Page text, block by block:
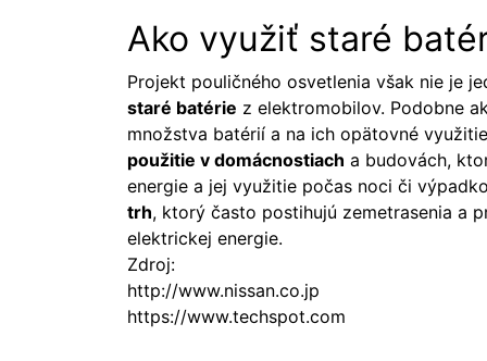
Ako využiť staré
Projekt pouličného osvetlenia však nie je
staré batérie z elektromobilov. Podobne
množstva batérií a na ich opätovné
použitie v domácnostiach a budovách,
energie a jej využitie počas noci či
trh, ktorý často postihujú zemetrasenia a
elektrickej energie.
Zdroj:
http://www.nissan.co.jp
https://www.techspot.com